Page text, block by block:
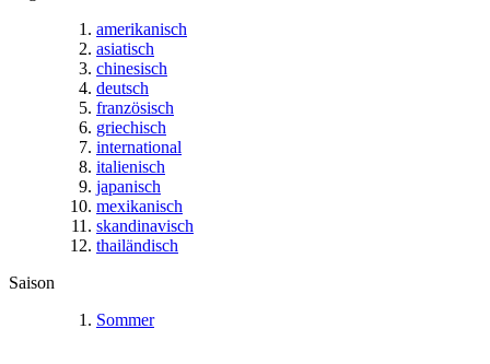
amerikanisch
asiatisch
chinesisch
deutsch
französisch
griechisch
international
italienisch
japanisch
mexikanisch
skandinavisch
thailändisch
Saison
Sommer